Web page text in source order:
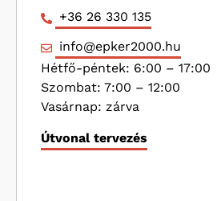
+36 26 330 135
info@epker2000.hu
Hétfő-péntek: 6:00 – 17:00
Szombat: 7:00 – 12:00
Vasárnap: zárva
Útvonal tervezés